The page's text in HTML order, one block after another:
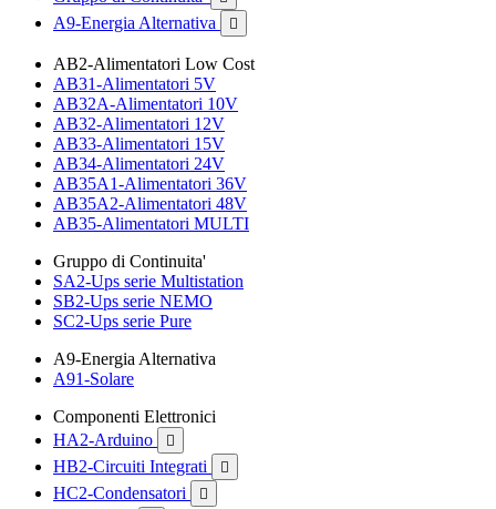
A9-Energia Alternativa 
AB2-Alimentatori Low Cost
AB31-Alimentatori 5V
AB32A-Alimentatori 10V
AB32-Alimentatori 12V
AB33-Alimentatori 15V
AB34-Alimentatori 24V
AB35A1-Alimentatori 36V
AB35A2-Alimentatori 48V
AB35-Alimentatori MULTI
Gruppo di Continuita'
SA2-Ups serie Multistation
SB2-Ups serie NEMO
SC2-Ups serie Pure
A9-Energia Alternativa
A91-Solare
Componenti Elettronici
HA2-Arduino

HB2-Circuiti Integrati 
HC2-Condensatori 